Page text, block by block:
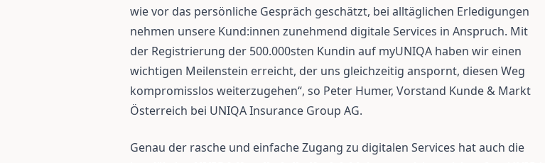
wie vor das persönliche Gespräch geschätzt, bei alltäglichen Erledigungen
nehmen unsere Kund:innen zunehmend digitale Services in Anspruch. Mit
der Registrierung der 500.000sten Kundin auf myUNIQA haben wir einen
wichtigen Meilenstein erreicht, der uns gleichzeitig anspornt, diesen Weg
kompromisslos weiterzugehen“, so Peter Humer, Vorstand Kunde & Markt
Österreich bei UNIQA Insurance Group AG.
Genau der rasche und einfache Zugang zu digitalen Services hat auch die